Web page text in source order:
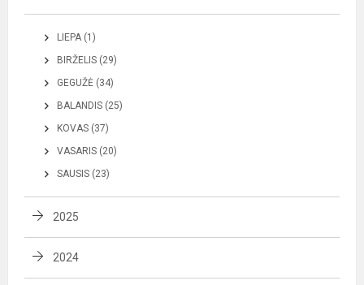
LIEPA (1)
BIRŽELIS (29)
GEGUŽĖ (34)
BALANDIS (25)
KOVAS (37)
VASARIS (20)
SAUSIS (23)
2025
2024